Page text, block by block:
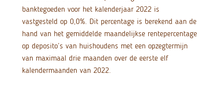
banktegoeden voor het kalenderjaar 2022 is
vastgesteld op 0,0%. Dit percentage is berekend aan de
hand van het gemiddelde maandelijkse rentepercentage
op deposito’s van huishoudens met een opzegtermijn
van maximaal drie maanden over de eerste elf
kalendermaanden van 2022.